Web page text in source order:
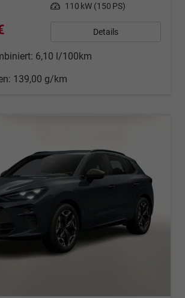
Leistung 110 kW (150 PS)
Details
6,10 l/100km
139,00 g/km